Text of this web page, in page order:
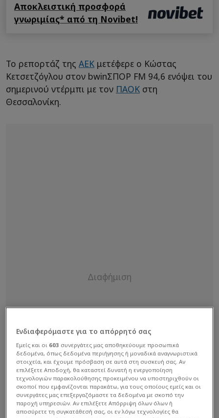
Αποκλειστική προσφορά
γνωριμίας* από τη Novibet!
Το ρεπορτάζ της ΑΕΚ μετέφερε ο Κώστας
Κετσετζόγλου στον bwinΣΠΟΡ FM 94,6 ενόψει του
σημερινού ντέρμπι με τον ΠΑΟΚ στη
Θεσσαλονίκη.
Ενδιαφερόμαστε για το απόρρητό σας
Εμείς και οι 603 συνεργάτες μας αποθηκεύουμε προσωπικά
δεδομένα, όπως δεδομένα περιήγησης ή μοναδικά αναγνωριστικά
στοιχεία, και έχουμε πρόσβαση σε αυτά στη συσκευή σας. Αν
επιλέξετε Αποδοχή, θα καταστεί δυνατή η ενεργοποίηση
τεχνολογιών παρακολούθησης προκειμένου να υποστηριχθούν οι
σκοποί που εμφανίζονται παρακάτω, για τους οποίους εμείς και οι
συνεργάτες μας επεξεργαζόμαστε τα δεδομένα με σκοπό την
παροχή υπηρεσιών. Αν επιλέξετε Απόρριψη όλων όλων ή
αποσύρετε τη συγκατάθεσή σας, οι εν λόγω τεχνολογίες θα